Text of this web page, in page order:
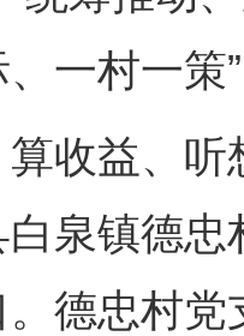
一村一策
益、听
白泉镇德
德忠村